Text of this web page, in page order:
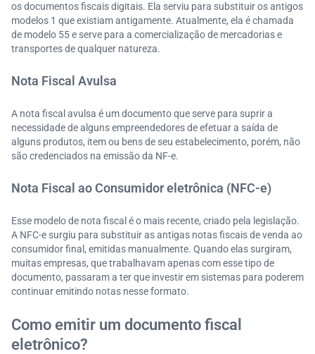
os documentos fiscais digitais. Ela serviu para substituir os antigos
modelos 1 que existiam antigamente. Atualmente, ela é chamada
de modelo 55 e serve para a comercialização de mercadorias e
transportes de qualquer natureza.
Nota Fiscal Avulsa
A nota fiscal avulsa é um documento que serve para suprir a
necessidade de alguns empreendedores de efetuar a saída de
alguns produtos, item ou bens de seu estabelecimento, porém, não
são credenciados na emissão da NF-e.
Nota Fiscal ao Consumidor eletrônica (NFC-e)
Esse modelo de nota fiscal é o mais recente, criado pela legislação.
A NFC-e surgiu para substituir as antigas notas fiscais de venda ao
consumidor final, emitidas manualmente. Quando elas surgiram,
muitas empresas, que trabalhavam apenas com esse tipo de
documento, passaram a ter que investir em sistemas para poderem
continuar emitindo notas nesse formato.
Como emitir um documento fiscal
eletrônico?